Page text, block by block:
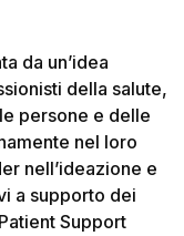
da un’idea
della salute,
persone e delle
nel loro
nell’ideazione e
a supporto dei
Support